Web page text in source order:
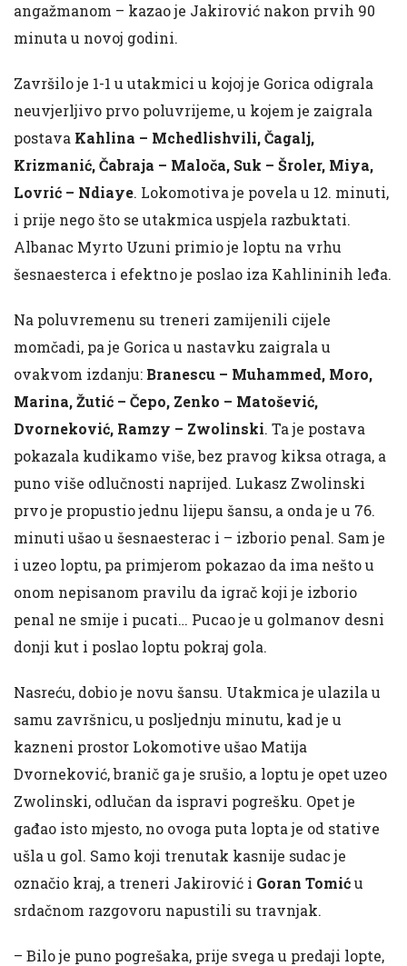
angažmanom – kazao je Jakirović nakon prvih 90
minuta u novoj godini.
Završilo je 1-1 u utakmici u kojoj je Gorica odigrala
neuvjerljivo prvo poluvrijeme, u kojem je zaigrala
postava Kahlina – Mchedlishvili, Čagalj,
Krizmanić, Čabraja – Maloča, Suk – Šroler, Miya,
Lovrić – Ndiaye. Lokomotiva je povela u 12. minuti,
i prije nego što se utakmica uspjela razbuktati.
Albanac Myrto Uzuni primio je loptu na vrhu
šesnaesterca i efektno je poslao iza Kahlininih leđa.
Na poluvremenu su treneri zamijenili cijele
momčadi, pa je Gorica u nastavku zaigrala u
ovakvom izdanju: Branescu – Muhammed, Moro,
Marina, Žutić – Čepo, Zenko – Matošević,
Dvorneković, Ramzy – Zwolinski. Ta je postava
pokazala kudikamo više, bez pravog kiksa otraga, a
puno više odlučnosti naprijed. Lukasz Zwolinski
prvo je propustio jednu lijepu šansu, a onda je u 76.
minuti ušao u šesnaesterac i – izborio penal. Sam je
i uzeo loptu, pa primjerom pokazao da ima nešto u
onom nepisanom pravilu da igrač koji je izborio
penal ne smije i pucati… Pucao je u golmanov desni
donji kut i poslao loptu pokraj gola.
Nasreću, dobio je novu šansu. Utakmica je ulazila u
samu završnicu, u posljednju minutu, kad je u
kazneni prostor Lokomotive ušao Matija
Dvorneković, branič ga je srušio, a loptu je opet uzeo
Zwolinski, odlučan da ispravi pogrešku. Opet je
gađao isto mjesto, no ovoga puta lopta je od stative
ušla u gol. Samo koji trenutak kasnije sudac je
označio kraj, a treneri Jakirović i Goran Tomiću
srdačnom razgovoru napustili su travnjak.
– Bilo je puno pogrešaka, prije svega u predaji lopte,